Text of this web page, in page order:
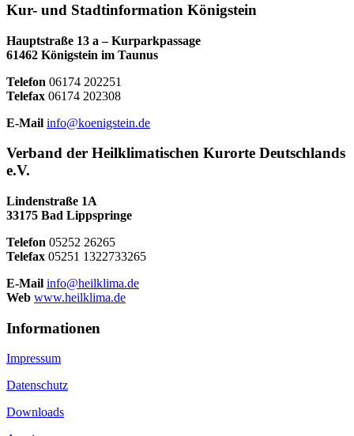
Kur- und Stadtinformation Königstein
Hauptstraße 13 a – Kurparkpassage
61462 Königstein im Taunus
Telefon 06174 202251
Telefax 06174 202308
E-Mail info@koenigstein.de
Verband der Heilklimatischen Kurorte Deutschlands
e.V.
Lindenstraße 1A
33175 Bad Lippspringe
Telefon 05252 26265
Telefax 05251 1322733265
E-Mail info@heilklima.de
Web www.heilklima.de
Informationen
Impressum
Datenschutz
Downloads